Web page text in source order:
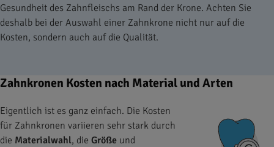
Gesundheit des Zahnfleischs am Rand der Krone. Achten Sie
deshalb bei der Auswahl einer Zahnkrone nicht nur auf die
Kosten, sondern auch auf die Qualität.
Zahnkronen Kosten nach Material und Arten
Eigentlich ist es ganz einfach. Die Kosten
für Zahnkronen variieren sehr stark durch
die Materialwahl, die Größe und